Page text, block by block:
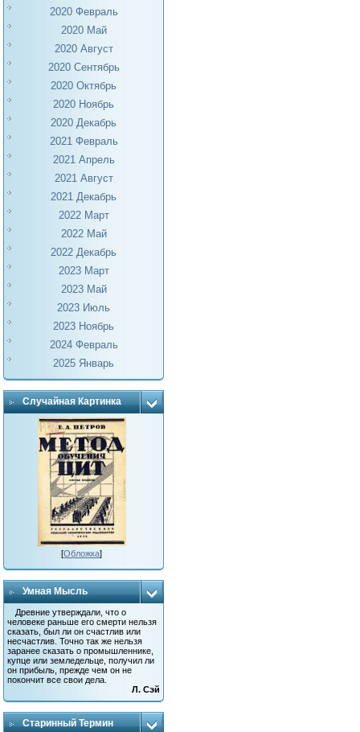
2020 Февраль
2020 Май
2020 Август
2020 Сентябрь
2020 Октябрь
2020 Ноябрь
2020 Декабрь
2021 Февраль
2021 Апрель
2021 Август
2021 Декабрь
2022 Март
2022 Май
2022 Декабрь
2023 Март
2023 Май
2023 Июль
2023 Ноябрь
2024 Февраль
2025 Январь
Случайная Картинка
[Обложка]
Умная Мысль
Древние утверждали, что о
человеке раньше его смерти нельзя
сказать, был ли он счастлив или
несчастлив. Точно так же нельзя
заранее сказать о промышленнике,
купце или земледельце, получил ли
он прибыль, прежде чем он не
покончит все свои дела.
Л. Сэй
Старинный Термин